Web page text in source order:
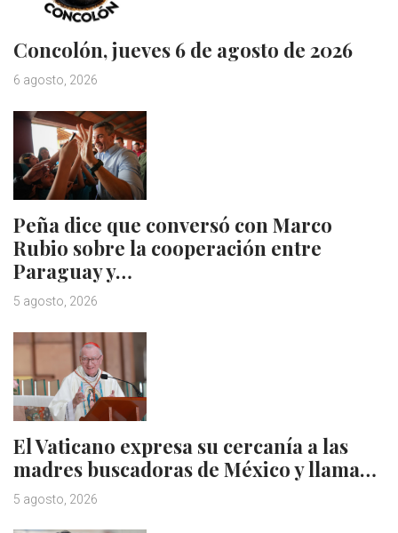
Concolón, jueves 6 de agosto de 2026
6 agosto, 2026
Peña dice que conversó con Marco
Rubio sobre la cooperación entre
Paraguay y…
5 agosto, 2026
El Vaticano expresa su cercanía a las
madres buscadoras de México y llama…
5 agosto, 2026